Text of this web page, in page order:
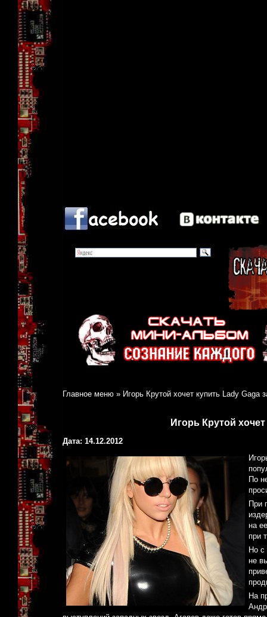
Главное меню » Игорь Крутой хочет купить Lady Gaga
Игорь Крутой
Дата: 14.12.2012
По
При
на
при
Но с
не
На